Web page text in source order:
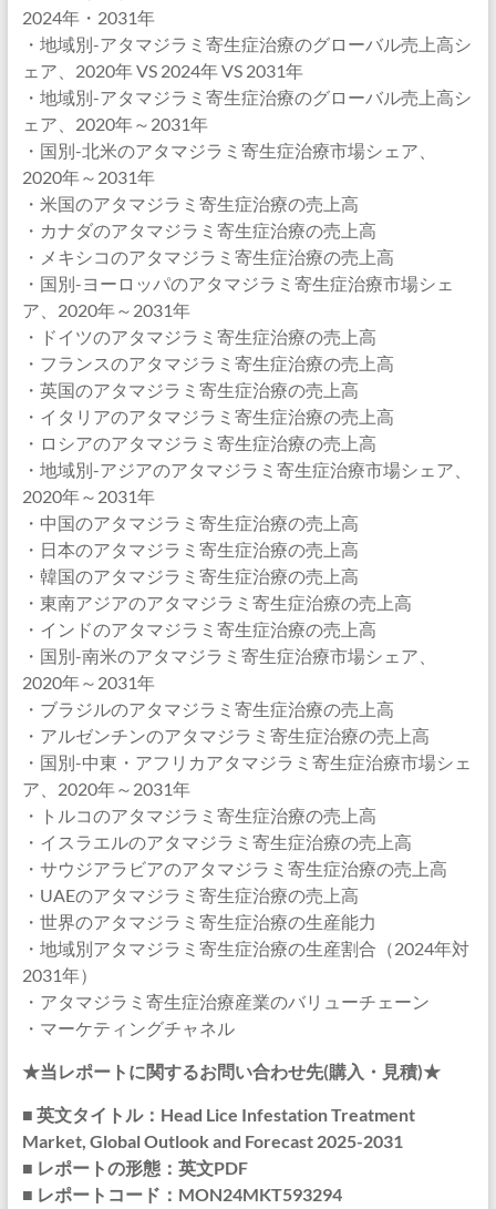
2024年・2031年
・地域別-アタマジラミ寄生症治療のグローバル売上高シ
ェア、2020年 VS 2024年 VS 2031年
・地域別-アタマジラミ寄生症治療のグローバル売上高シ
ェア、2020年～2031年
・国別-北米のアタマジラミ寄生症治療市場シェア、
2020年～2031年
・米国のアタマジラミ寄生症治療の売上高
・カナダのアタマジラミ寄生症治療の売上高
・メキシコのアタマジラミ寄生症治療の売上高
・国別-ヨーロッパのアタマジラミ寄生症治療市場シェ
ア、2020年～2031年
・ドイツのアタマジラミ寄生症治療の売上高
・フランスのアタマジラミ寄生症治療の売上高
・英国のアタマジラミ寄生症治療の売上高
・イタリアのアタマジラミ寄生症治療の売上高
・ロシアのアタマジラミ寄生症治療の売上高
・地域別-アジアのアタマジラミ寄生症治療市場シェア、
2020年～2031年
・中国のアタマジラミ寄生症治療の売上高
・日本のアタマジラミ寄生症治療の売上高
・韓国のアタマジラミ寄生症治療の売上高
・東南アジアのアタマジラミ寄生症治療の売上高
・インドのアタマジラミ寄生症治療の売上高
・国別-南米のアタマジラミ寄生症治療市場シェア、
2020年～2031年
・ブラジルのアタマジラミ寄生症治療の売上高
・アルゼンチンのアタマジラミ寄生症治療の売上高
・国別-中東・アフリカアタマジラミ寄生症治療市場シェ
ア、2020年～2031年
・トルコのアタマジラミ寄生症治療の売上高
・イスラエルのアタマジラミ寄生症治療の売上高
・サウジアラビアのアタマジラミ寄生症治療の売上高
・UAEのアタマジラミ寄生症治療の売上高
・世界のアタマジラミ寄生症治療の生産能力
・地域別アタマジラミ寄生症治療の生産割合（2024年対
2031年）
・アタマジラミ寄生症治療産業のバリューチェーン
・マーケティングチャネル
★当レポートに関するお問い合わせ先(購入・見積)★
■ 英文タイトル：Head Lice Infestation Treatment
Market, Global Outlook and Forecast 2025-2031
■ レポートの形態：英文PDF
■ レポートコード：MON24MKT593294